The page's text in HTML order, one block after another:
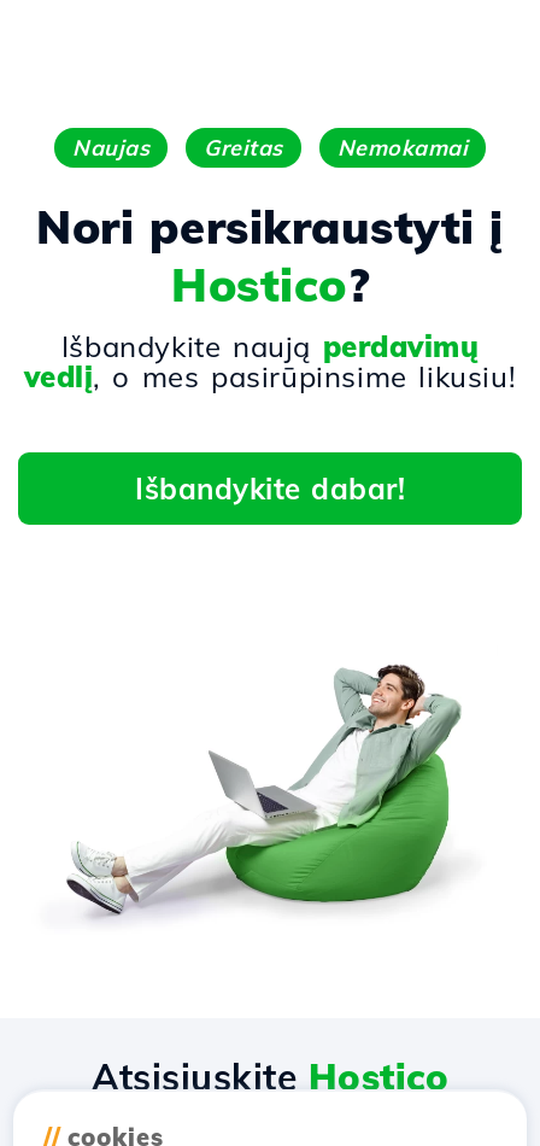
Naujas Greitas Nemokamai
Nori persikraustyti į
Hostico?
Išbandykite naują perdavimų
vedlį, o mes pasirūpinsime likusiu!
Išbandykite dabar!
// cookies
Atsisiųskite Hostico